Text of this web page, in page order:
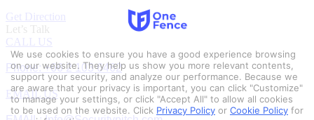
Get Direction
Let’s Talk
CALL US
Phone: +66 2 103 6462
EMAIL US
We use cookies to ensure you have a good experience browsing
on our website. They help us show you more relevant contents,
support your security, and analyze our performance. Because we
are aware that your privacy is important, you can click "Customize"
to manage your settings, or click "Accept All" to allow all cookies
to be used on the website. Click Privacy Policy or Cookie Policy for